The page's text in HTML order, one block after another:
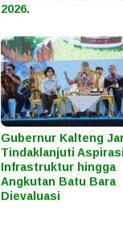
2026.
Gubernur Kalteng
Tindaklanjuti
Infrastruktur hingga
Angkutan Batu Bara
Dievaluasi